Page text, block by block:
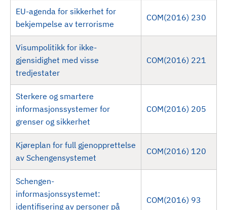
EU-agenda for sikkerhet for
bekjempelse av terrorisme
COM(2016) 230
Visumpolitikk for ikke-
gjensidighet med visse
tredjestater
COM(2016) 221
Sterkere og smartere
informasjonssystemer for
grenser og sikkerhet
COM(2016) 205
Kjøreplan for full gjenopprettelse
av Schengensystemet
COM(2016) 120
Schengen-
informasjonssystemet:
identifisering av personer på
COM(2016) 93